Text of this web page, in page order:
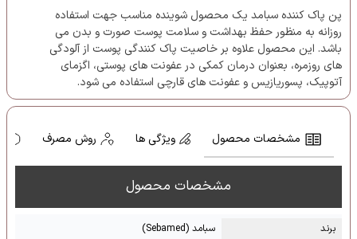
پن پاک کننده سبامد یک محصول شوینده مناسب جهت استفاده
روزانه به منظور حفظ بهداشت و سلامت پوست صورت و بدن می
باشد. این محصول علاوه بر خاصیت پاک کنندگی پوست از آلودگی
های روزمره، بعنوان درمان کمکی در عفونت های پوستی، اگزمای
آتوپیک، پسوریازیس و عفونت های قارچی استفاده می شود.
مشخصات محصول ویژگی ها روش مصرف
مشخصات محصول
برند سبامد (Sebamed)